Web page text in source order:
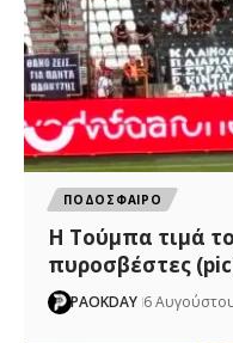
ΠΟΔΟΣΦΑΙΡΟ
H Tούμπα τιμά
πυροσβέστες
PAOKDAY 6